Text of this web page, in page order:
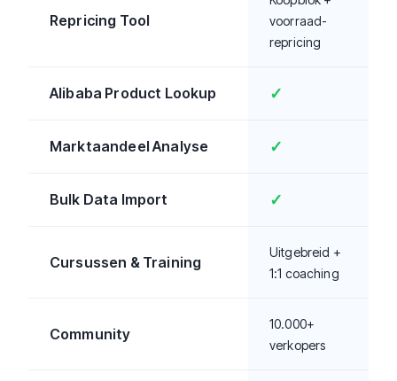
Repricing Tool
voorraad-
repricing
Alibaba Product Lookup ✓
Marktaandeel Analyse ✓
Bulk Data Import ✓
Cursussen & Training
Uitgebreid +
1:1 coaching
Community
10.000+
verkopers